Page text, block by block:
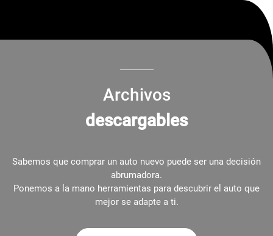
Archivos
descargables
Sabemos que comprar un auto nuevo puede ser una decisión
abrumadora.
Ponemos a la mano herramientas para descubrir el auto que
mejor se adapte a ti.